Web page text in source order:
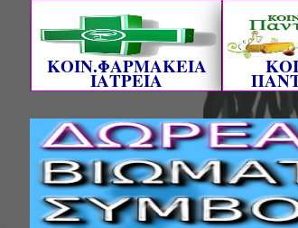
ΚΟΙΝ.ΦΑΡΜΑΚΕΙΑ
ΙΑΤΡΕΙΑ